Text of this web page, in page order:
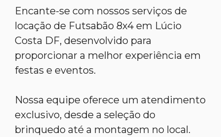
Encante-se com nossos serviços de
locação de Futsabão 8x4 em Lúcio
Costa DF, desenvolvido para
proporcionar a melhor experiência em
festas e eventos.
Nossa equipe oferece um atendimento
exclusivo, desde a seleção do
brinquedo até a montagem no local.